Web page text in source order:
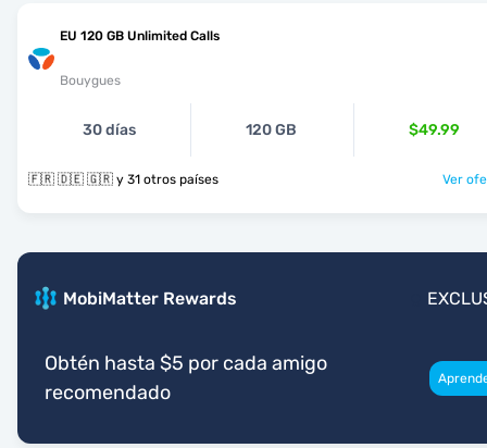
EU 120 GB Unlimited Calls
Bouygues
30 días 120 GB $49.99
🇫🇷 🇩🇪 🇬🇷 y 31 otros países Ver
MobiMatter Rewards
Obtén hasta $5 por cada amigo
recomendado